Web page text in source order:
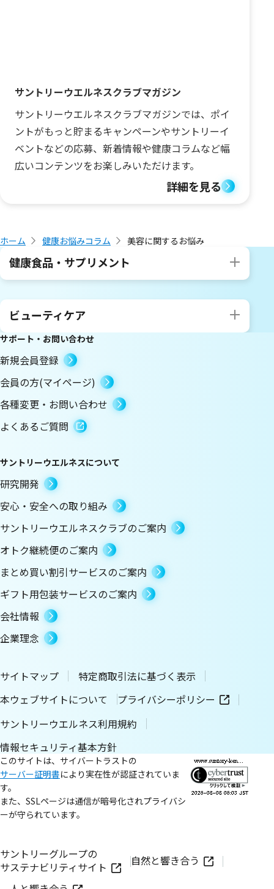
サントリーウエルネスクラブマガジン
サントリーウエルネスクラブマガジンでは、ポイ
ントがもっと貯まるキャンペーンやサントリーイ
ベントなどの応募、新着情報や健康コラムなど幅
広いコンテンツをお楽しみいただけます。
詳細を見る
ホーム 健康お悩みコラム 美容に関するお悩み
健康食品・サプリメント
ビューティケア
サポート・お問い合わせ
新規会員登録
会員の方(マイページ)
各種変更・お問い合わせ
よくあるご質問
サントリーウエルネスについて
研究開発
安心・安全への取り組み
サントリーウエルネスクラブのご案内
オトク継続便のご案内
まとめ買い割引サービスのご案内
ギフト用包装サービスのご案内
会社情報
企業理念
サイトマップ
特定商取引法に基づく表示
本ウェブサイトについて
プライバシーポリシー
サントリーウエルネス利用規約
情報セキュリティ基本方針
このサイトは、サイバートラストの
サーバー証明書により実在性が認証されていま
す。
また、SSLページは通信が暗号化されプライバシ
ーが守られています。
サントリーグループの
サステナビリティサイト
自然と響き合う